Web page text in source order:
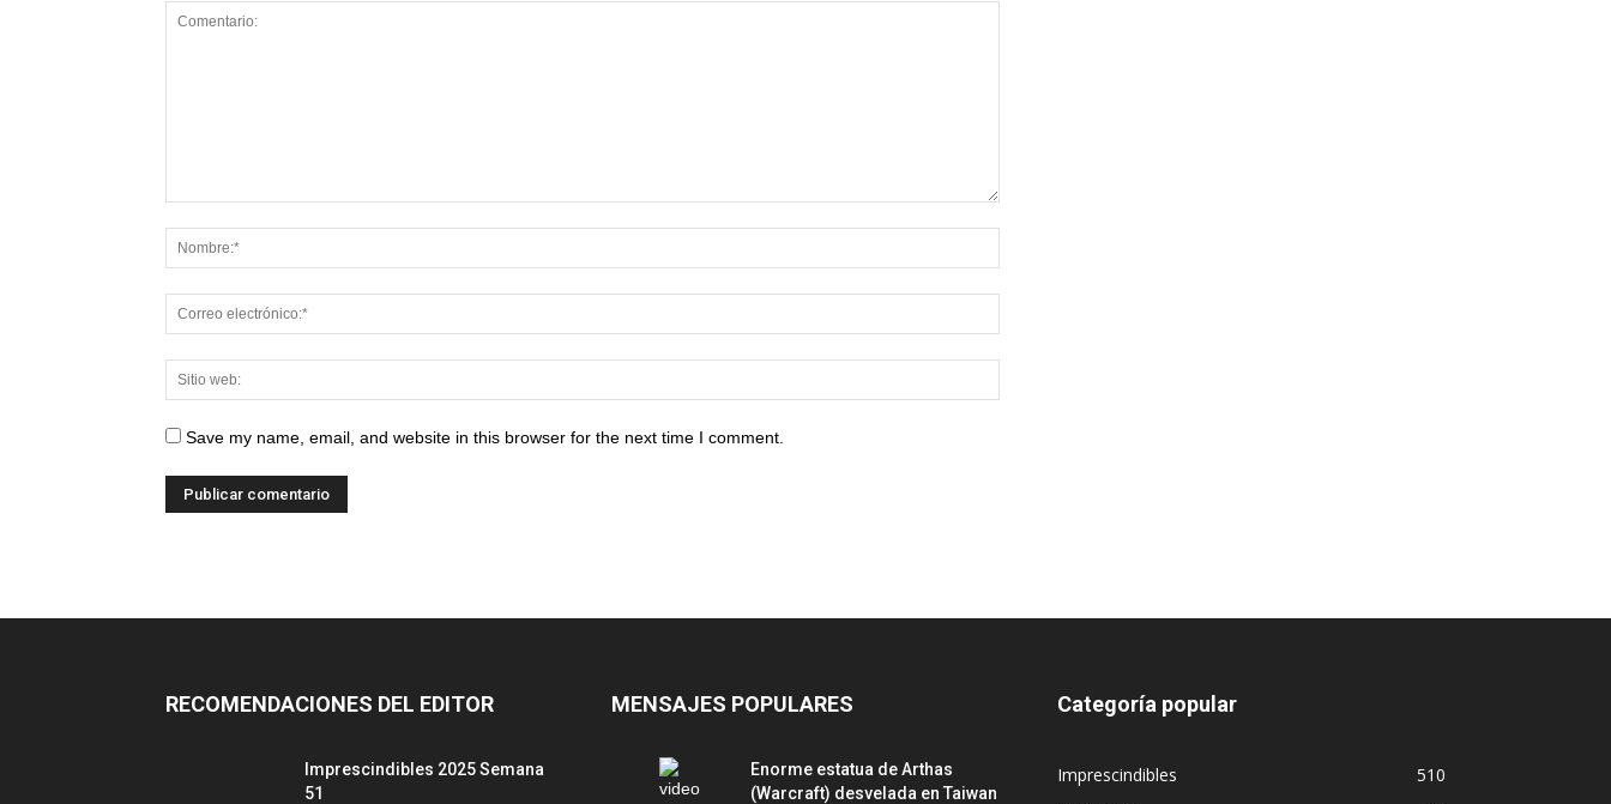
Save my name, email, and website in this browser for the next time I comment.
RECOMENDACIONES DEL EDITOR
Imprescindibles 2025 Semana
51
MENSAJES POPULARES
Enorme estatua de Arthas
(Warcraft) desvelada en Taiwan
Categoría popular
Imprescindibles
510